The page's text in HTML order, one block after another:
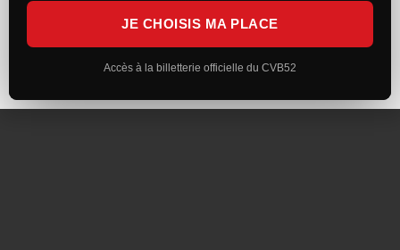
JE CHOISIS MA PLACE
Accès à la billetterie officielle du CVB52